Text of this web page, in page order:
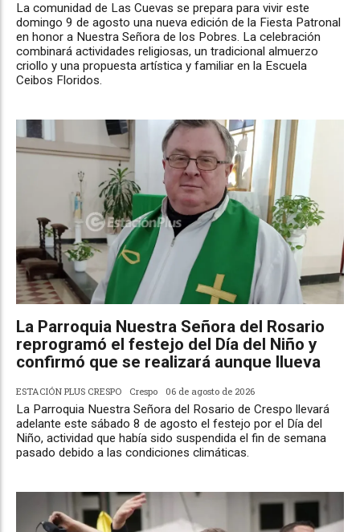
La comunidad de Las Cuevas se prepara para vivir este
domingo 9 de agosto una nueva edición de la Fiesta Patronal
en honor a Nuestra Señora de los Pobres. La celebración
combinará actividades religiosas, un tradicional almuerzo
criollo y una propuesta artística y familiar en la Escuela
Ceibos Floridos.
La Parroquia Nuestra Señora del Rosario
reprogramó el festejo del Día del Niño y
confirmó que se realizará aunque llueva
ESTACIÓN PLUS CRESPO Crespo 06 de agosto de 2026
La Parroquia Nuestra Señora del Rosario de Crespo llevará
adelante este sábado 8 de agosto el festejo por el Día del
Niño, actividad que había sido suspendida el fin de semana
pasado debido a las condiciones climáticas.